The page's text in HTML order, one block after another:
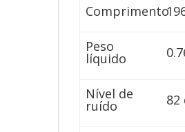
Comprimento
Peso
líquido
Nível de
ruído 82